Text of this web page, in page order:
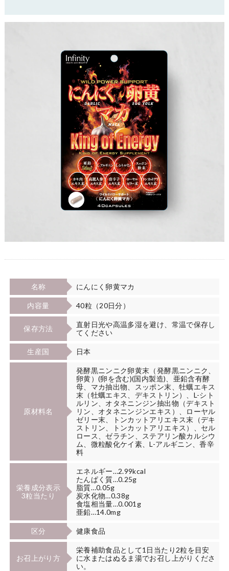
名称 にんにく卵黄マカ
内容量 40粒（20日分）
保存方法
直射日光や高温多湿を避け、常温で保存し
てください
生産国 日本
原材料名
発酵黒ニンニク卵黄末（発酵黒ニンニク、
卵黄）(卵を含む)(国内製造)、亜鉛含有酵
母、マカ抽出物、スッポン末、牡蠣エキス
末（牡蠣エキス、デキストリン）、L-シト
ルリン、オタネニンジン抽出物（デキスト
リン、オタネニンジンエキス）、ローヤル
ゼリー末、トンカットアリエキス末（デキ
ストリン、トンカットアリエキス）、セル
ロース、ゼラチン、ステアリン酸カルシウ
ム、微粒酸化ケイ素、L-アルギニン、香辛
料
栄養成分表示
3粒当たり
エネルギー…2.99kcal
たんぱく質…0.25g
脂質…0.05g
炭水化物…0.38g
食塩相当量…0.001g
亜鉛…14.0mg
区分 健康食品
お召上がり方
栄養補助食品として1日当たり2粒を目安
に水またはぬるま湯でお召し上がりくださ
い。